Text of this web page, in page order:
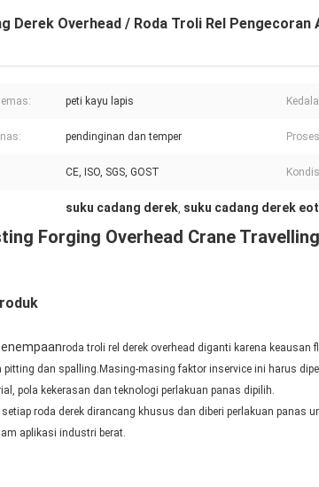
Derek Overhead / Roda Troli Rel Pengecoran
peti kayu lapis
pendinginan dan temper
CE, ISO, SGS, GOST
suku cadang derek, suku cadang derek eot
Forging Overhead Crane
roda troli rel derek overhead diganti karena keausan
pitting dan spalling.Masing-masing faktor inservice ini harus
pola kekerasan dan teknologi perlakuan panas dipilih.
setiap roda derek dirancang khusus dan diberi perlakuan panas
aplikasi industri berat.